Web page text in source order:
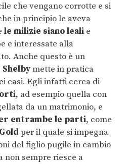
che vengano corrotte e si
in principio le aveva
le milizie siano leali e
e interessate alla
Anche questo è un
Shelbymette in pratica
casi. Egli infatti cerca di
, ad esempio quella con
da un matrimonio, e
entrambe le parti, come
per il quale si impegna
del figlio pugile in cambio
non sempre riesce a